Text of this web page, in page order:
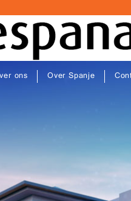
ons Over Spanje